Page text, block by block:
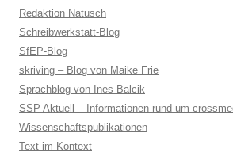
Redaktion Natusch
Schreibwerkstatt-Blog
SfEP-Blog
skriving – Blog von Maike Frie
Sprachblog von Ines Balcik
SSP Aktuell – Informationen rund um
Wissenschaftspublikationen
Text im Kontext